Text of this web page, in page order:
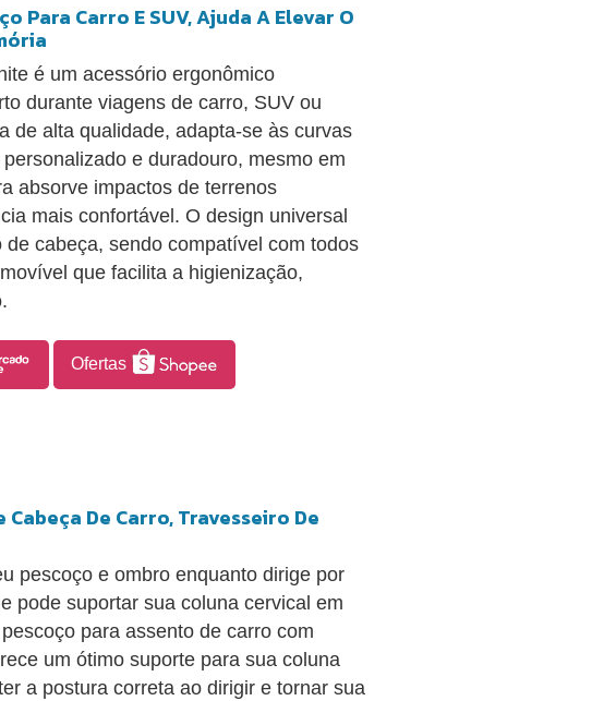
Para Carro E SUV, Ajuda A Elevar O
é um acessório ergonômico
durante viagens de carro, SUV ou
de alta qualidade, adapta-se às curvas
e duradouro, mesmo em
absorve impactos de terrenos
mais confortável. O design universal
cabeça, sendo compatível com todos
que facilita a higienização,
Ofertas
De Carro, Travesseiro De
pescoço e ombro enquanto dirige por
pode suportar sua coluna cervical em
para assento de carro com
um ótimo suporte para sua coluna
a postura correta ao dirigir e tornar sua